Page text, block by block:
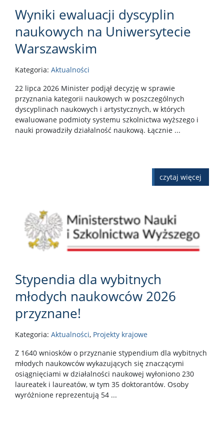
Wyniki ewaluacji dyscyplin
naukowych na Uniwersytecie
Warszawskim
Kategoria: Aktualności
22 lipca 2026 Minister podjął decyzję w sprawie
przyznania kategorii naukowych w poszczególnych
dyscyplinach naukowych i artystycznych, w których
ewaluowane podmioty systemu szkolnictwa wyższego i
nauki prowadziły działalność naukową. Łącznie ...
czytaj więcej
Stypendia dla wybitnych
młodych naukowców 2026
przyznane!
Kategoria: Aktualności, Projekty krajowe
Z 1640 wniosków o przyznanie stypendium dla wybitnych
młodych naukowców wykazujących się znaczącymi
osiągnięciami w działalności naukowej wyłoniono 230
laureatek i laureatów, w tym 35 doktorantów. Osoby
wyróżnione reprezentują 54 ...